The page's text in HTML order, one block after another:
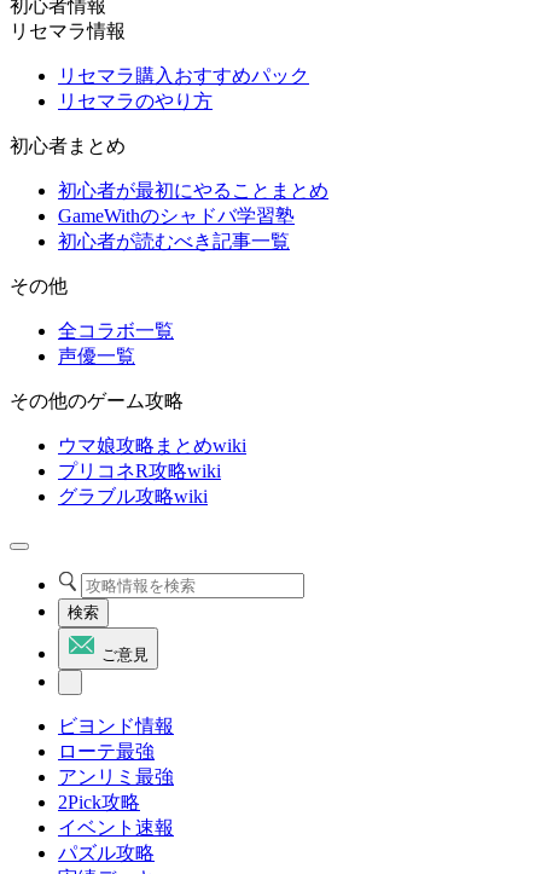
初心者情報
リセマラ情報
リセマラ購入おすすめパック
リセマラのやり方
初心者まとめ
初心者が最初にやることまとめ
GameWithのシャドバ学習塾
初心者が読むべき記事一覧
その他
全コラボ一覧
声優一覧
その他のゲーム攻略
ウマ娘攻略まとめwiki
プリコネR攻略wiki
グラブル攻略wiki
検索
ご意見
ビヨンド情報
ローテ最強
アンリミ最強
2Pick攻略
イベント速報
パズル攻略